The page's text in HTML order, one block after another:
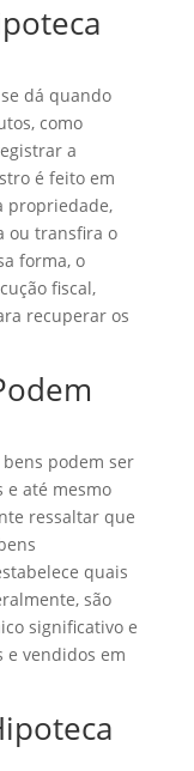
dá quando
como
a
é feito em
propriedade,
ou transfira o
forma, o
fiscal,
recuperar os
podem ser
e até mesmo
ressaltar que
quais
são
significativo e
e vendidos em